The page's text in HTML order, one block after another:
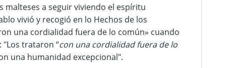
a seguir viviendo el espíritu
vivió y recogió en lo Hechos de los
una cordialidad fuera de lo común» cuando
"Los trataron “con una cordialidad fuera de lo
una humanidad excepcional".